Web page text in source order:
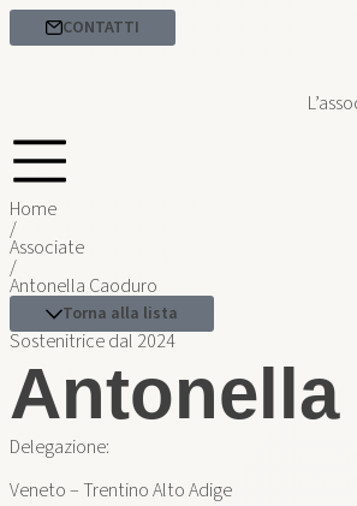
CONTATTI
Home
/
Associate
/
Antonella Caoduro
Torna alla lista
Sostenitrice dal 2024
Delegazione:
Veneto – Trentino Alto Adige